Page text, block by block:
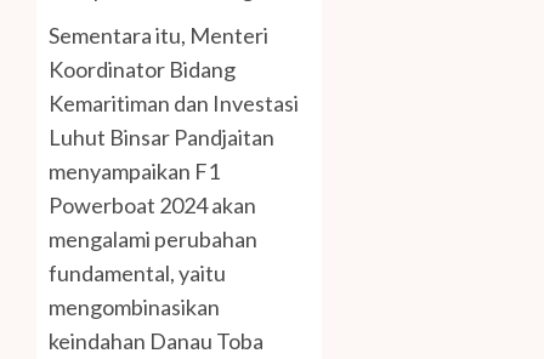
Sementara itu, Menteri
Koordinator Bidang
Kemaritiman dan Investasi
Luhut Binsar Pandjaitan
menyampaikan F1
Powerboat 2024 akan
mengalami perubahan
fundamental, yaitu
mengombinasikan
keindahan Danau Toba